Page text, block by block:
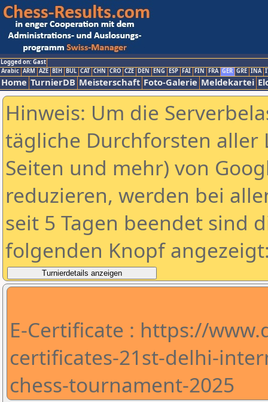
Logged on: Gast
Arabic ARM AZE BIH BUL CAT CHN CRO CZE DEN ENG ESP FAI FIN FRA GER GRE INA
Home TurnierDB Meisterschaft Foto-Galerie Meldekartei
Hinweis: Um die
tägliche Durchforsten aller
Seiten und mehr) von
reduzieren, werden bei
seit 5 Tagen beendet sind
folgenden Knopf
E-Certificate : https://
certificates-21st-delhi-
chess-tournament-2025